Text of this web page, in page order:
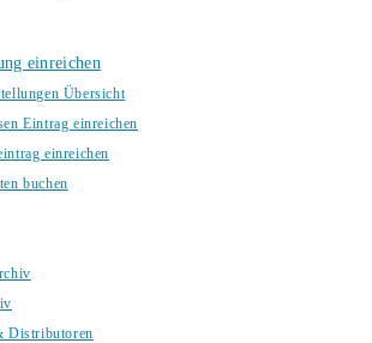
einreichen
Übersicht
Eintrag einreichen
einreichen
buchen
Distributoren